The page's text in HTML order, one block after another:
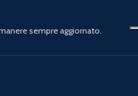
sempre aggiornato.